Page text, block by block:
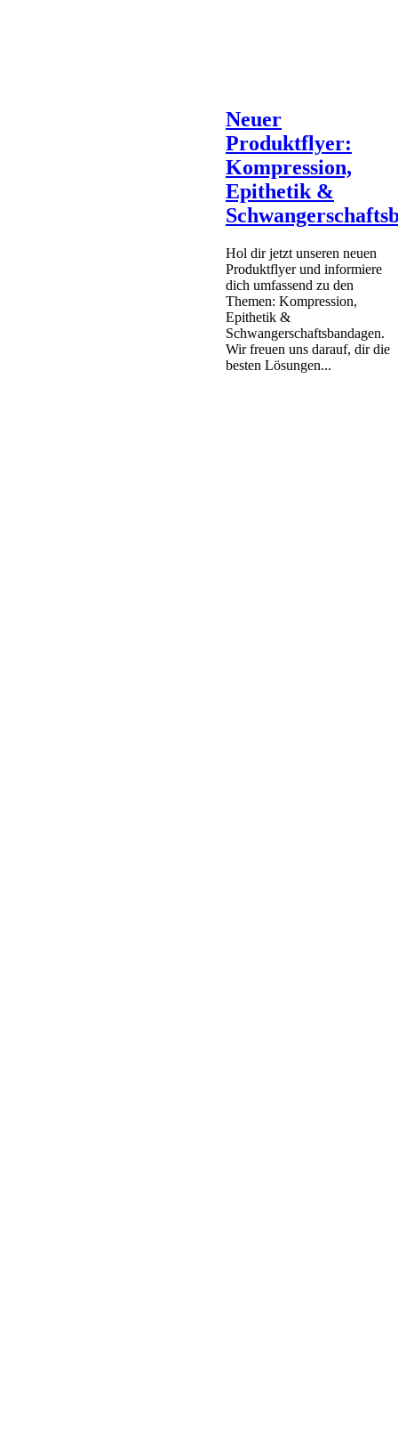
Neuer
Produktflyer:
Kompression,
Epithetik &
Hol dir jetzt unseren neuen
Produktflyer und informiere
dich umfassend zu den
Themen: Kompression,
Epithetik &
Schwangerschaftsbandagen.
Wir freuen uns darauf, dir die
besten Lösungen...